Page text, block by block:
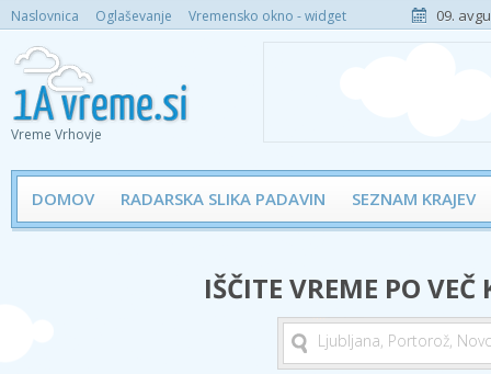
Naslovnica Oglaševanje Vremensko okno - widget 09.
Vreme Vrhovje
DOMOV RADARSKA SLIKA PADAVIN SEZNAM KRAJEV
IŠČITE VREME PO